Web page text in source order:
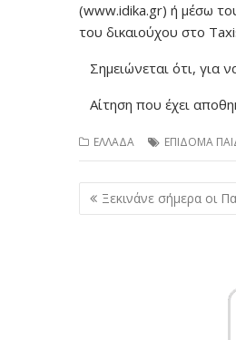
(www.idika.gr) ή μέσω
του δικαιούχου στο
Σημειώνεται ότι, για
Αίτηση που έχει
ΕΛΛΑΔΑ ΕΠΙΔΟΜΑ
Πλοήγηση
άρθρων
Ξεκινάνε σήμερα οι